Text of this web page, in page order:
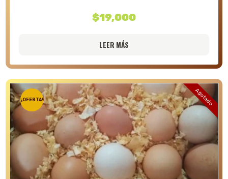
$19,000
LEER MÁS
Agotado
¡OFERTA!